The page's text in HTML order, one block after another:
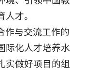
才。
作与交流工作的
际化人才培养水
实做好项目的组